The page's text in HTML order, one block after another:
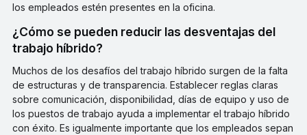
los empleados estén presentes en la oficina.
¿Cómo se pueden reducir las desventajas del
trabajo híbrido?
Muchos de los desafíos del trabajo híbrido surgen de la falta
de estructuras y de transparencia. Establecer reglas claras
sobre comunicación, disponibilidad, días de equipo y uso de
los puestos de trabajo ayuda a implementar el trabajo híbrido
con éxito. Es igualmente importante que los empleados sepan